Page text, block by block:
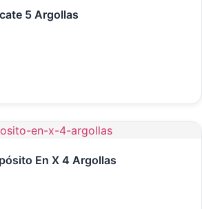
5 Argollas
En X 4 Argollas